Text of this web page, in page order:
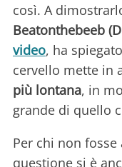
così. A
Beatonthebeeb
video, ha
cervello mette in
più lontana, in
grande di quello
Per chi non
questione si è